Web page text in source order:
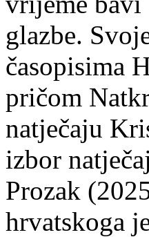
glazbe.
časopisima
pričom
natječaju
izbor
Prozak
hrvatskoga